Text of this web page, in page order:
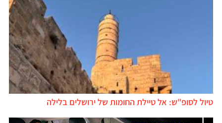
טיול לסופ"ש: אל טיילת החומות של ירושלים בלילה